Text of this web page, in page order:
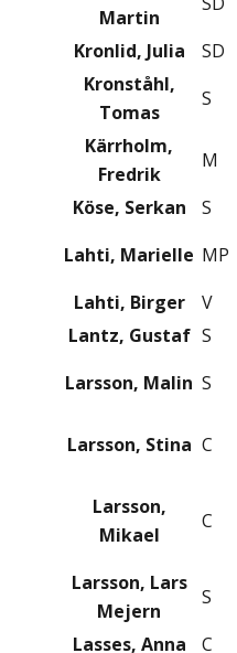
Martin
Kronlid, Julia
SD
Kronståhl,
Tomas
S
Kärrholm,
Fredrik
M
Köse, Serkan
S
Lahti, Marielle MP
Lahti, Birger
V
Lantz, Gustaf S
Larsson, Malin S
Larsson, Stina C
Larsson,
Mikael
C
Larsson, Lars
Mejern
S
Lasses, Anna
C